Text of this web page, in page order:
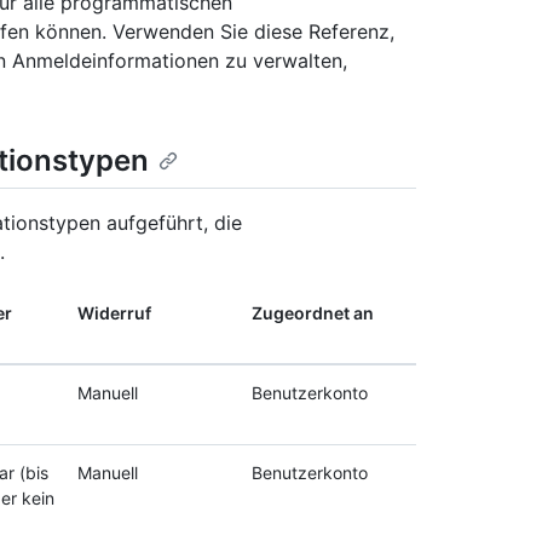
können. Verwenden Sie diese Referenz,
zu verwalten,
aufgeführt, die
Widerruf Zugeordnet an
Manuell Benutzerkonto
(bis
kein
Manuell Benutzerkonto